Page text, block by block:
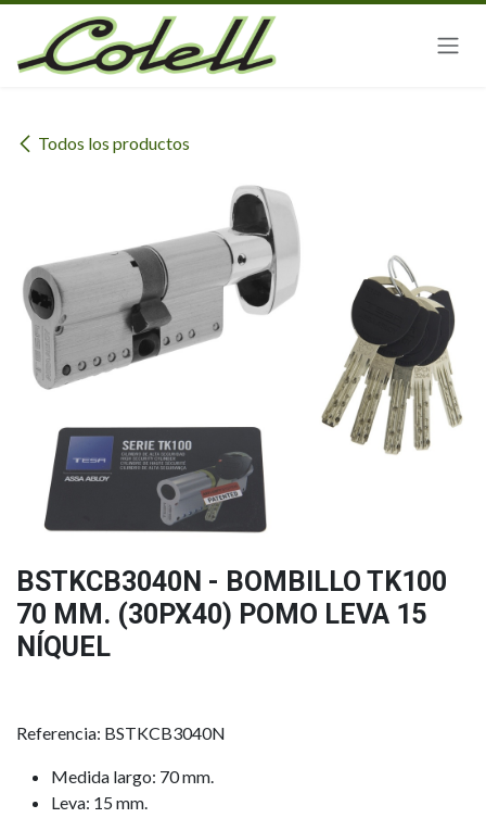
Ir al contenido
Todos los productos
BSTKCB3040N - BOMBILLO TK100
70 MM. (30PX40) POMO LEVA 15
NÍQUEL
Referencia: BSTKCB3040N
Medida largo: 70 mm.
Leva: 15 mm.